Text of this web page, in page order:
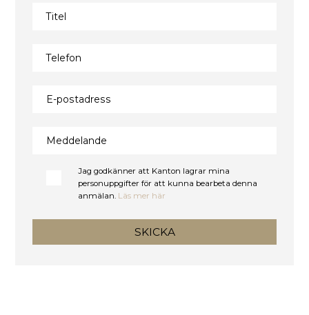
Titel
Telefon
E-postadress
Meddelande
Jag godkänner att Kanton lagrar mina
personuppgifter för att kunna bearbeta denna
anmälan. Läs mer här
SKICKA